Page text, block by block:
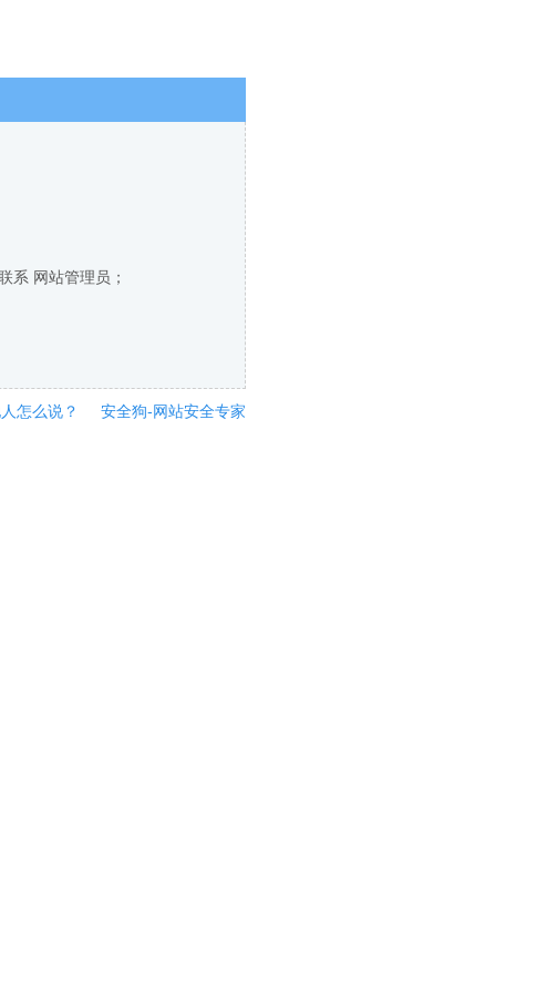
系 网站管理员；
怎么说？ 安全狗-网站安全专家